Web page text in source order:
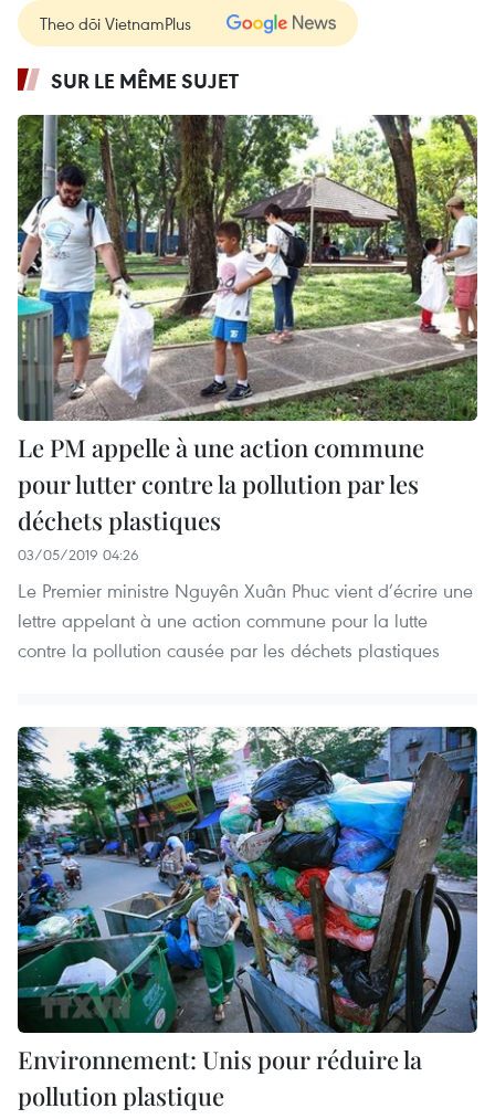
Theo dõi VietnamPlus
SUR LE MÊME SUJET
Le PM appelle à une action commune
pour lutter contre la pollution par les
déchets plastiques
03/05/2019 04:26
Le Premier ministre Nguyên Xuân Phuc vient d’écrire une
lettre appelant à une action commune pour la lutte
contre la pollution causée par les déchets plastiques
Environnement: Unis pour réduire la
pollution plastique